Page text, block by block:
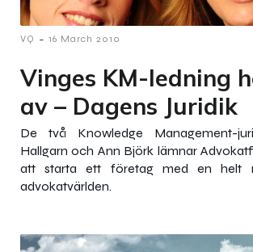
VQ - 16 March 2010
Vinges KM-ledning
av – Dagens Juridik
De två Knowledge Management-
Hallgarn och Ann Björk lämnar
att starta ett företag med en helt
advokatvärlden.